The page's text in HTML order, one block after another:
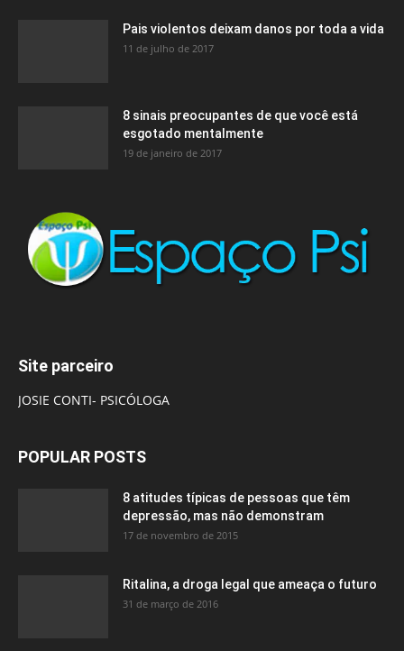
Pais violentos deixam danos por toda a vida
11 de julho de 2017
8 sinais preocupantes de que você está
esgotado mentalmente
19 de janeiro de 2017
Site parceiro
JOSIE CONTI- PSICÓLOGA
POPULAR POSTS
8 atitudes típicas de pessoas que têm
depressão, mas não demonstram
17 de novembro de 2015
Ritalina, a droga legal que ameaça o futuro
31 de março de 2016